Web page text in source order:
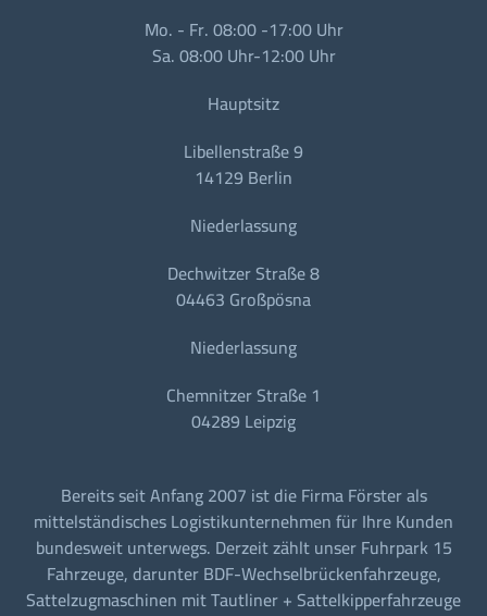
Mo. - Fr. 08:00 -17:00 Uhr
Sa. 08:00 Uhr-12:00 Uhr
Hauptsitz
Libellenstraße 9
14129 Berlin
Niederlassung
Dechwitzer Straße 8
04463 Großpösna
Niederlassung
Chemnitzer Straße 1
04289 Leipzig
Bereits seit Anfang 2007 ist die Firma Förster als
mittelständisches Logistikunternehmen für Ihre Kunden
bundesweit unterwegs. Derzeit zählt unser Fuhrpark 15
Fahrzeuge, darunter BDF-Wechselbrückenfahrzeuge,
Sattelzugmaschinen mit Tautliner + Sattelkipperfahrzeuge